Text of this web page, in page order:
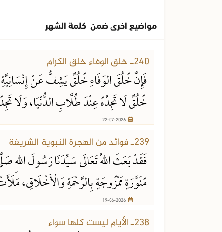
مواضيع اخرى ضمن كلمة الشهر
240ـ خلق الوفاء خلق الكرام
فَإِنَّ خُلُقَ الوَفَاءِ خُلُقٌ يَشِفُّ عَنْ
خُلُقٌ لَا تَجِدُهُ عِنْدَ طُلَّابِ الدُّنْيَا، وَلَا
22-07-2026
19-06-2026
239ـ فوائد من الهجرة النبوية الشريفة
فَقَدْ بَعَثَ اللهُ تَعَالَى سَيِّدَنَا رَسُولَ اللهِ
مُنَوَّرَةٍ مَمْزُوجَةٍ بِالرَّحْمَةِ وَالْأَخْلَاقِ،
19-06-2026
20-05-2026
238ـ الأيام ليست كلها سواء